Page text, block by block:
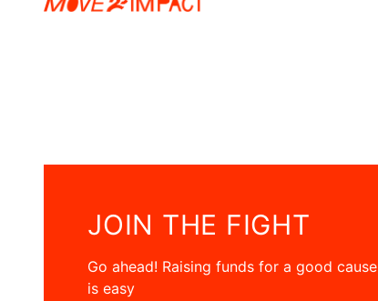
JOIN THE FIGHT
Go ahead! Raising funds for a good cause
is easy